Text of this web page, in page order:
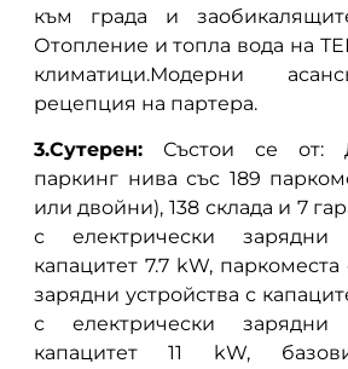
към града и
Отопление и топла вода на
климатици.Модерни
рецепция на партера.
3.Сутерен:Състои се от:
паркинг нива със 189
или двойни), 138 склада и 7
с електрически зарядни
капацитет 7.7 kW,
зарядни устройства с
с електрически зарядни
капацитет 11 kW,